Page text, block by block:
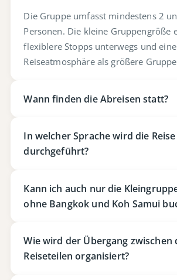
Die Gruppe umfasst mindestens 2
Personen. Die kleine Gruppengröße
flexiblere Stopps unterwegs und
Reiseatmosphäre als größere
Wann finden die Abreisen statt?
In welcher Sprache wird die Reise
durchgeführt?
Kann ich auch nur die
ohne Bangkok und Koh Samui
Wie wird der Übergang zwischen
Reiseteilen organisiert?